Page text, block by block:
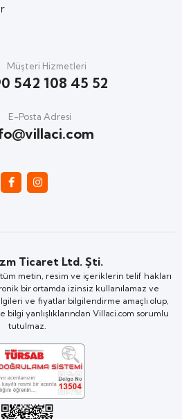
Müşteri Hizmetleri
542 108 45 52
E-Posta Adresi
Ticaret Ltd. Şti.
metin, resim ve içeriklerin telif hakları
bir ortamda izinsiz kullanılamaz ve
ve fiyatlar bilgilendirme amaçlı olup,
yanlışlıklarından Villaci.com sorumlu
tutulmaz.